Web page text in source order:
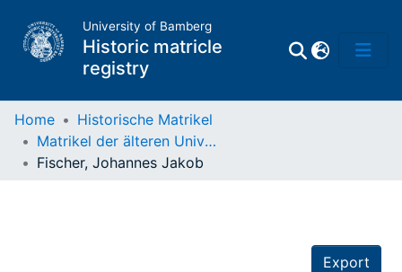
University of Bamberg
Historic matricle
registry
Matrikel
Home
Historische Matrikel
Matrikel der älteren Universität
Fischer, Johannes Jakob
Export